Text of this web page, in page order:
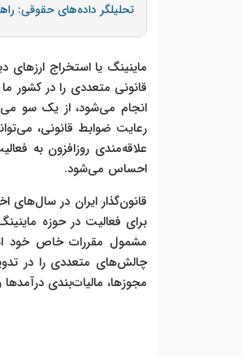
تحلیلگر داده‌های حقوقی:
ماینینگ یا استخراج
قانونی متعددی را در کشور
انجام می‌شود، از یک سو
رعایت ضوابط قانونی،
علاقه‌مندی روزافزون به
احساس می‌شود.
قانون‌گذار ایران در
برای فعالیت در حوزه
مشمول مقررات خاص خود
چالش‌های متعددی را در
مجوزها، مالیات‌بندی